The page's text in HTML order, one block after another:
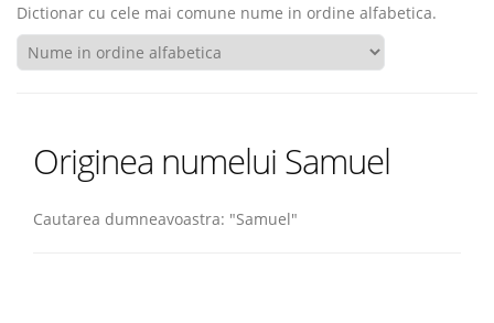
Dictionar cu cele mai comune nume in ordine alfabetica.
Originea numelui Samuel
Cautarea dumneavoastra: "Samuel"